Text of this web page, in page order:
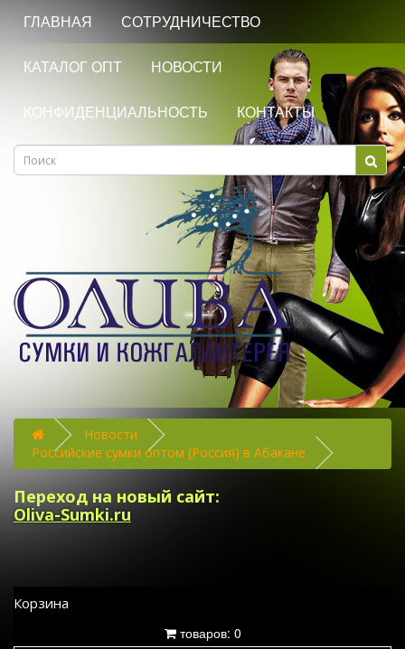
ГЛАВНАЯ СОТРУДНИЧЕСТВО
КАТАЛОГ ОПТ НОВОСТИ
КОНФИДЕНЦИАЛЬНОСТЬ КОНТАКТЫ
Новости
Российские сумки оптом (Россия) в Абакане
Переход на новый сайт:
Oliva-Sumki.ru
Корзина
товаров: 0